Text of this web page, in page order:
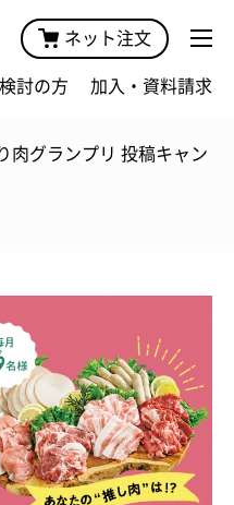
ネット注文
討の方 加入・資料請求
肉グランプリ 投稿キャン